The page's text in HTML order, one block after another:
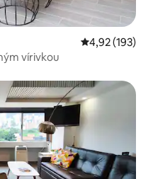
Priemerné
4,92 (193)
vírivkou